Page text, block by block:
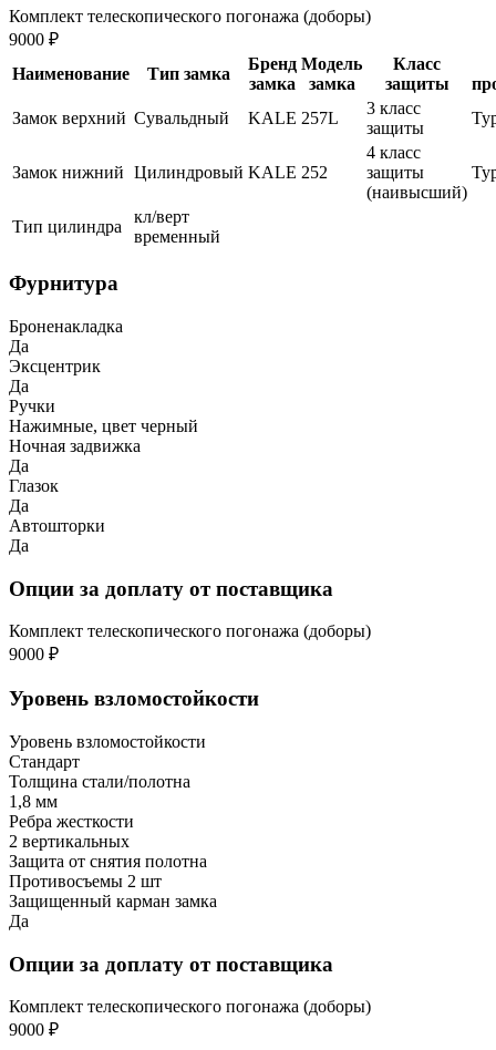
Комплект телескопического погонажа (доборы)
9000 ₽
Наименование
Тип замка
Бренд
замка
Модель
замка
Класс
защиты
Замок верхний Сувальдный KALE 257L
3 класс
защиты
Замок нижний Цилиндровый KALE 252
4 класс
защиты
(наивысший)
Тип цилиндра
кл/верт
временный
Фурнитура
Броненакладка
Да
Эксцентрик
Да
Ручки
Нажимные, цвет черный
Ночная задвижка
Да
Глазок
Да
Автошторки
Да
Опции за доплату от поставщика
Комплект телескопического погонажа (доборы)
9000 ₽
Уровень взломостойкости
Уровень взломостойкости
Стандарт
Толщина стали/полотна
1,8 мм
Ребра жесткости
2 вертикальных
Защита от снятия полотна
Противосъемы 2 шт
Защищенный карман замка
Да
Опции за доплату от поставщика
Комплект телескопического погонажа (доборы)
9000 ₽